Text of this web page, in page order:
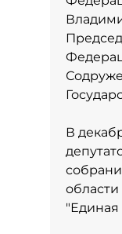
В
области
"Единая